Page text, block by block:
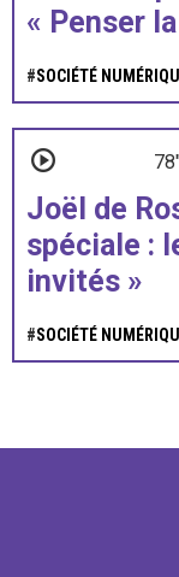
« Penser
#SOCIÉTÉ
Joël de
spéciale :
invités »
#SOCIÉTÉ